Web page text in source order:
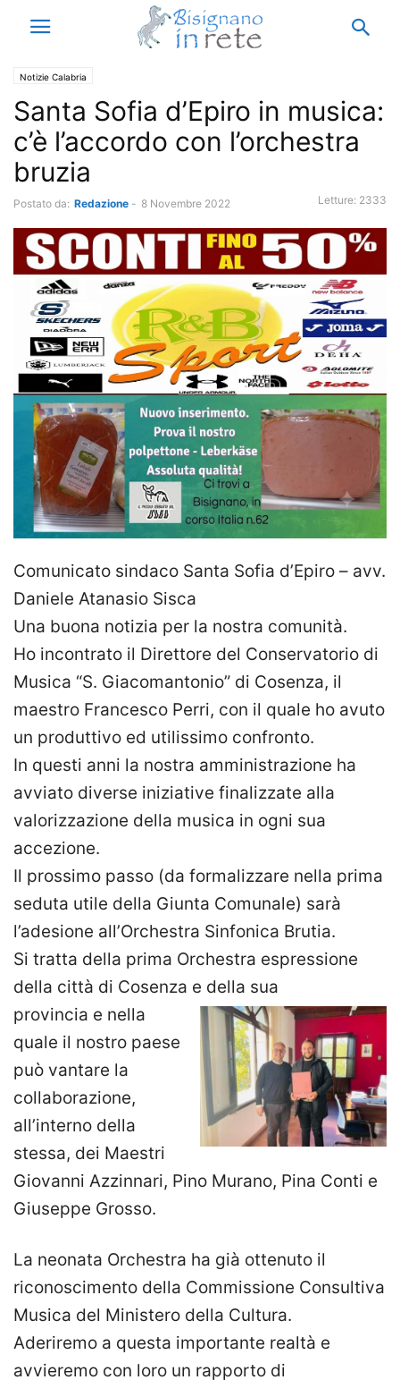
Notizie Calabria
Santa Sofia d’Epiro in musica:
c’è l’accordo con l’orchestra
bruzia
Postato da: Redazione - 8 Novembre 2022 Letture: 2333
Comunicato sindaco Santa Sofia d’Epiro – avv.
Daniele Atanasio Sisca
Una buona notizia per la nostra comunità.
Ho incontrato il Direttore del Conservatorio di
Musica “S. Giacomantonio” di Cosenza, il
maestro Francesco Perri, con il quale ho avuto
un produttivo ed utilissimo confronto.
In questi anni la nostra amministrazione ha
avviato diverse iniziative finalizzate alla
valorizzazione della musica in ogni sua
accezione.
Il prossimo passo (da formalizzare nella prima
seduta utile della Giunta Comunale) sarà
l’adesione all’Orchestra Sinfonica Brutia.
Si tratta della prima Orchestra espressione
della città di Cosenza e della sua
provincia e nella
quale il nostro paese
può vantare la
collaborazione,
all’interno della
stessa, dei Maestri
Giovanni Azzinnari, Pino Murano, Pina Conti e
Giuseppe Grosso.
La neonata Orchestra ha già ottenuto il
riconoscimento della Commissione Consultiva
Musica del Ministero della Cultura.
Aderiremo a questa importante realtà e
avvieremo con loro un rapporto di